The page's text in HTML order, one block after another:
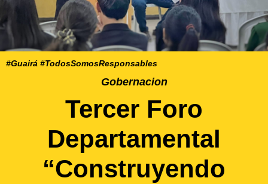
#Guairá #TodosSomosResponsables
Gobernacion
Tercer Foro
Departamental
“Construyendo